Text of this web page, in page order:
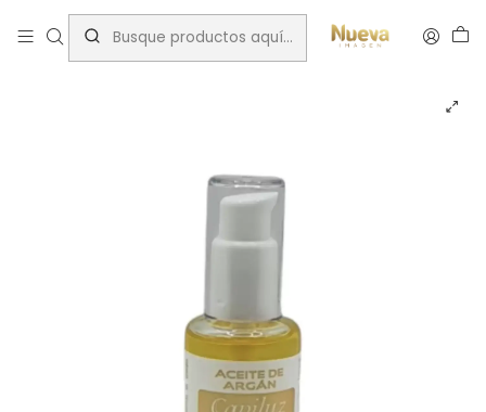
Aceites y Sérum Capilares CAPILUZ ACEITE DE ARGAN 30ML